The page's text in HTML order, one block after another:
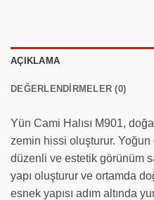
AÇIKLAMA
DEĞERLENDIRMELER (0)
Yün Cami Halısı M901,
zemin hissi oluşturur.
düzenli ve estetik görünüm
yapı oluşturur ve ortamda
esnek yapısı adım altında